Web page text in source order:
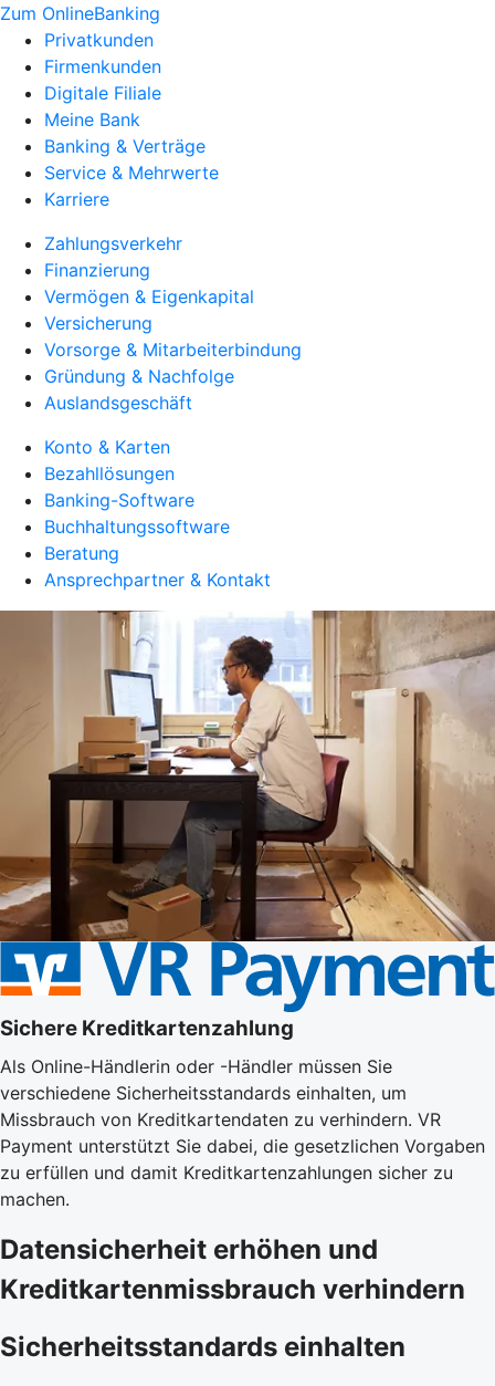
Zum OnlineBanking
Privatkunden
Firmenkunden
Digitale Filiale
Meine Bank
Banking & Verträge
Service & Mehrwerte
Karriere
Zahlungsverkehr
Finanzierung
Vermögen & Eigenkapital
Versicherung
Vorsorge & Mitarbeiterbindung
Gründung & Nachfolge
Auslandsgeschäft
Konto & Karten
Bezahllösungen
Banking-Software
Buchhaltungssoftware
Beratung
Ansprechpartner & Kontakt
Sichere Kreditkartenzahlung
Als Online-Händlerin oder -Händler müssen Sie
verschiedene Sicherheitsstandards einhalten, um
Missbrauch von Kreditkartendaten zu verhindern. VR
Payment unterstützt Sie dabei, die gesetzlichen Vorgaben
zu erfüllen und damit Kreditkartenzahlungen sicher zu
machen.
Datensicherheit erhöhen und
Kreditkartenmissbrauch verhindern
Sicherheitsstandards einhalten